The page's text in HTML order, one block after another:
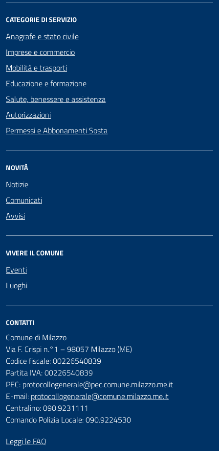
CATEGORIE DI SERVIZIO
Anagrafe e stato civile
Imprese e commercio
Mobilità e trasporti
Educazione e formazione
Salute, benessere e assistenza
Autorizzazioni
Permessi e Abbonamenti Sosta
NOVITÀ
Notizie
Comunicati
Avvisi
VIVERE IL COMUNE
Eventi
Luoghi
CONTATTI
Comune di Milazzo
Via F. Crispi n.°1 – 98057 Milazzo (ME)
Codice fiscale: 00226540839
Partita IVA: 00226540839
PEC: protocollogenerale@pec.comune.milazzo.me.it
E-mail: protocollogenerale@comune.milazzo.me.it
Centralino: 090.9231111
Comando Polizia Locale: 090.9224530
Leggi le FAQ